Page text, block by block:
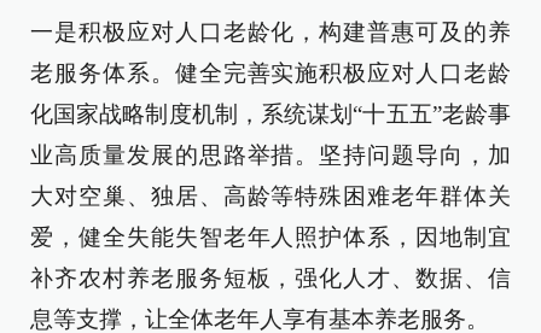
一是积极应对人口老龄化，构建普惠可及的养
老服务体系。健全完善实施积极应对人口老龄
化国家战略制度机制，系统谋划“十五五”老龄事
业高质量发展的思路举措。坚持问题导向，加
大对空巢、独居、高龄等特殊困难老年群体关
爱，健全失能失智老年人照护体系，因地制宜
补齐农村养老服务短板，强化人才、数据、信
息等支撑，让全体老年人享有基本养老服务。